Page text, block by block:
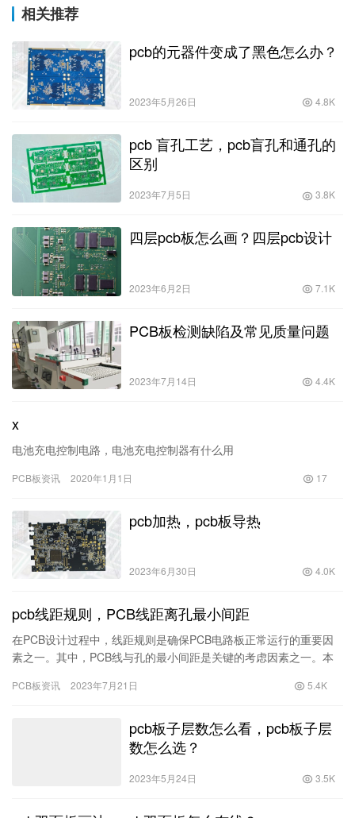
相关推荐
pcb的元器件变成了黑色怎么办？
2023年5月26日 4.8K
pcb 盲孔工艺，pcb盲孔和通孔的
区别
2023年7月5日 3.8K
四层pcb板怎么画？四层pcb设计
2023年6月2日 7.1K
PCB板检测缺陷及常见质量问题
2023年7月14日 4.4K
x
电池充电控制电路，电池充电控制器有什么用
PCB板资讯 2020年1月1日 17
pcb加热，pcb板导热
2023年6月30日 4.0K
pcb线距规则，PCB线距离孔最小间距
在PCB设计过程中，线距规则是确保PCB电路板正常运行的重要因
素之一。其中，PCB线与孔的最小间距是关键的考虑因素之一。本
PCB板资讯 2023年7月21日 5.4K
pcb板子层数怎么看，pcb板子层
数怎么选？
2023年5月24日 3.5K